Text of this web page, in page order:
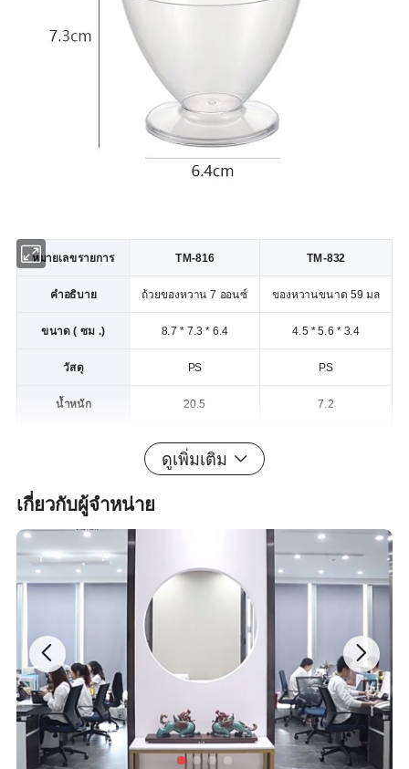
หมายเลขรายการ TM-816 TM-832
คำอธิบาย ถ้วยของหวาน 7 ออนซ์ ของหวานขนาด 59 มล
ขนาด ( ซม .) 8.7 * 7.3 * 6.4 4.5 * 5.6 * 3.4
วัสดุ PS PS
น้ำหนัก 20.5 7.2
10 * 20
45 * 41 * 36
CBM/CTN( m³ )
คำอธิบายผลิตภัณฑ์
ดูเพิ่มเติม
เกี่ยวกับผู้จำหน่าย